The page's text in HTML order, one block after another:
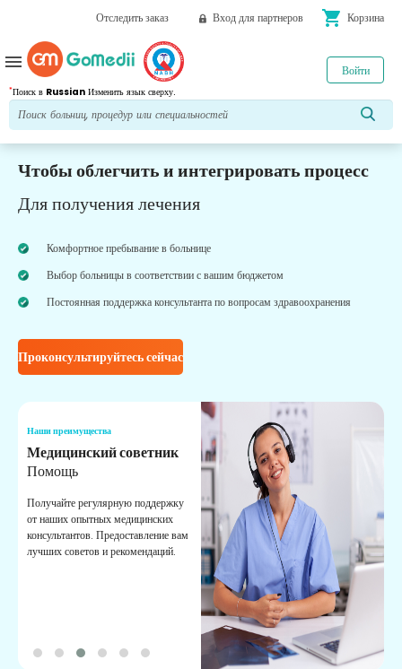
Отследить заказ Вход для партнеров shopping_cart Корзина
*Поиск в Russian Изменить язык сверху.
Войти
menu
Чтобы облегчить и интегрировать процесс
Для получения лечения
Комфортное пребывание в больнице
Выбор больницы в соответствии с вашим бюджетом
Постоянная поддержка консультанта по вопросам здравоохранения
Проконсультируйтесь сейчас
Наши преимущества
Медицинский советник
Помощь
Получайте регулярную поддержку
от наших опытных медицинских
консультантов. Предоставление вам
лучших советов и рекомендаций.